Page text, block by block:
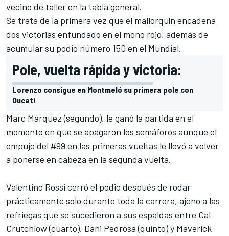
vecino de taller en la tabla general.
Se trata de la primera vez que el mallorquín encadena
dos victorias enfundado en el mono rojo, además de
acumular su podio número 150 en el Mundial.
Pole, vuelta rápida y victoria:
Lorenzo consigue en Montmeló su primera pole con
Ducati
Marc Márquez (segundo), le ganó la partida en el
momento en que se apagaron los semáforos aunque el
empuje del #99 en las primeras vueltas le llevó a volver
a ponerse en cabeza en la segunda vuelta.
Valentino Rossi cerró el podio después de rodar
prácticamente solo durante toda la carrera, ajeno a las
refriegas que se sucedieron a sus espaldas entre Cal
Crutchlow (cuarto), Dani Pedrosa (quinto) y Maverick